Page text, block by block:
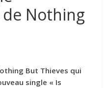
Nothing
But Thieves qui
single « Is